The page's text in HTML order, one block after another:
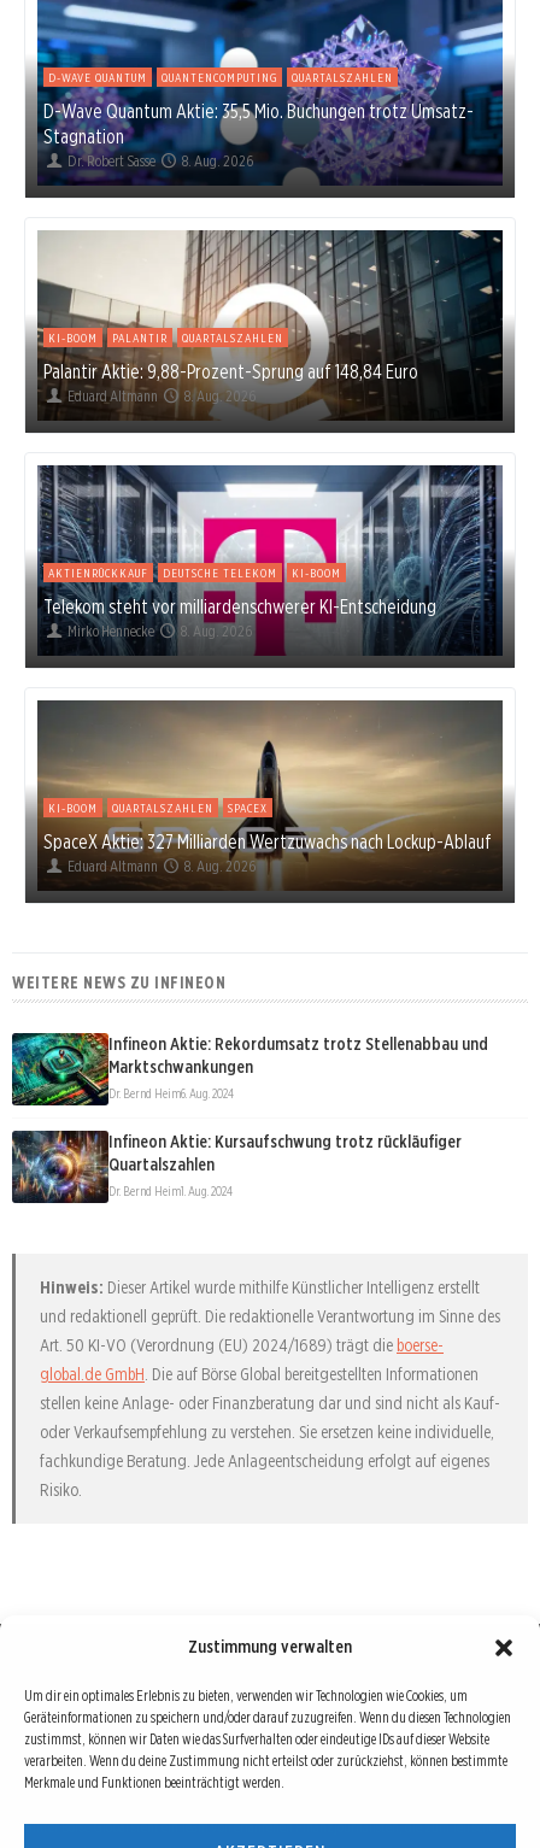
Zustimmung verwalten
Um dir ein optimales Erlebnis zu bieten, verwenden wir Technologien wie Cookies, um
Geräteinformationen zu speichern und/oder darauf zuzugreifen. Wenn du diesen Technologien
zustimmst, können wir Daten wie das Surfverhalten oder eindeutige IDs auf dieser Website
verarbeiten. Wenn du deine Zustimmung nicht erteilst oder zurückziehst, können bestimmte
Merkmale und Funktionen beeinträchtigt werden.
D-WAVE QUANTUM QUANTENCOMPUTING QUARTALSZAHLEN
D-Wave Quantum Aktie: 35,5 Mio. Buchungen trotz Umsatz-
Stagnation
Dr. Robert Sasse 8. Aug. 2026
KI-BOOM PALANTIR QUARTALSZAHLEN
Palantir Aktie: 9,88-Prozent-Sprung auf 148,84 Euro
Eduard Altmann 8. Aug. 2026
AKTIENRÜCKKAUF DEUTSCHE TELEKOM KI-BOOM
Telekom steht vor milliardenschwerer KI-Entscheidung
Mirko Hennecke 8. Aug. 2026
KI-BOOM QUARTALSZAHLEN SPACEX
SpaceX Aktie: 327 Milliarden Wertzuwachs nach Lockup-Ablauf
Eduard Altmann 8. Aug. 2026
WEITERE NEWS ZU INFINEON
Infineon Aktie: Rekordumsatz trotz Stellenabbau und
Marktschwankungen
Dr. Bernd Heim6. Aug. 2024
Infineon Aktie: Kursaufschwung trotz rückläufiger
Quartalszahlen
Dr. Bernd Heim1. Aug. 2024
Hinweis: Dieser Artikel wurde mithilfe Künstlicher Intelligenz erstellt
und redaktionell geprüft. Die redaktionelle Verantwortung im Sinne des
Art. 50 KI-VO (Verordnung (EU) 2024/1689) trägt die boerse-
global.de GmbH. Die auf Börse Global bereitgestellten Informationen
stellen keine Anlage- oder Finanzberatung dar und sind nicht als Kauf-
oder Verkaufsempfehlung zu verstehen. Sie ersetzen keine individuelle,
fachkundige Beratung. Jede Anlageentscheidung erfolgt auf eigenes
Risiko.
Börse : lokal, international, global
Erfolgreiche Börsengeschäfte bedingen vor allem drei Dinge: Verlässliche Informationen,
richtige Interpretationen und unabhängige Informationsquellen. Diese drei Bausteine sind
auch die redaktionelle Leitlinie von Börse Global.
Hinter Börse Global steht ein Team von erfahrenen Finanzjournalisten, die zum Teil schon